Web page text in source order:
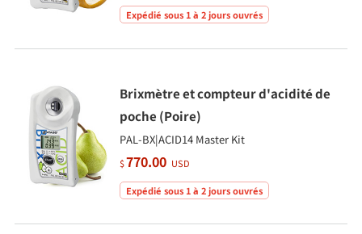
Expédié sous 1 à 2 jours ouvrés
Brixmètre et compteur d'acidité de
poche (Poire)
PAL-BX|ACID14 Master Kit
$770.00 USD
Expédié sous 1 à 2 jours ouvrés